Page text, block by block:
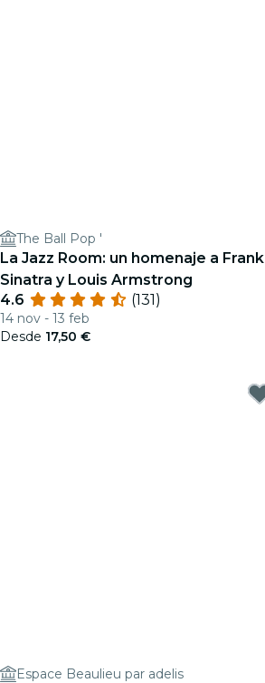
The Ball Pop '
La Jazz Room: un homenaje a Frank
Sinatra y Louis Armstrong
4.6
(131)
14 nov - 13 feb
Desde 17,50 €
Espace Beaulieu par adelis